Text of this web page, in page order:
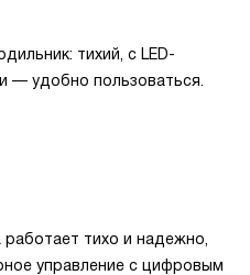
тихий, с LED-
— удобно пользоваться.
тихо и надежно,
управление с цифровым